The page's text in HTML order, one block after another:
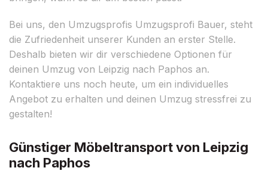
Bei uns, den Umzugsprofis Umzugsprofi Bauer, steht
die Zufriedenheit unserer Kunden an erster Stelle.
Deshalb bieten wir dir verschiedene Optionen für
deinen Umzug von Leipzig nach Paphos an.
Kontaktiere uns noch heute, um ein individuelles
Angebot zu erhalten und deinen Umzug stressfrei zu
gestalten!
Günstiger Möbeltransport von Leipzig
nach Paphos